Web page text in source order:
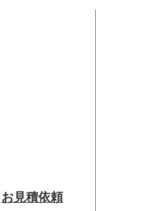
お見積依頼